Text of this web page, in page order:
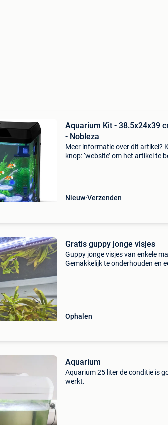
Aquarium Kit - 38.5x24x39
- Nobleza
Meer informatie over dit artikel?
knop: ‘website’ om het artikel te
Nieuw Verzenden
Gratis guppy jonge visjes
Guppy jonge visjes van enkele
Gemakkelijk te onderhouden en
Ophalen
Aquarium
Aquarium 25 liter de conditie is
werkt.